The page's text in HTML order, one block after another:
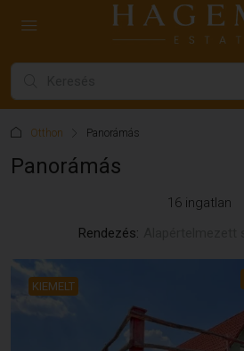
Otthon Panorámás
Panorámás
16 ingatlan
Rendezés:
KIEMELT